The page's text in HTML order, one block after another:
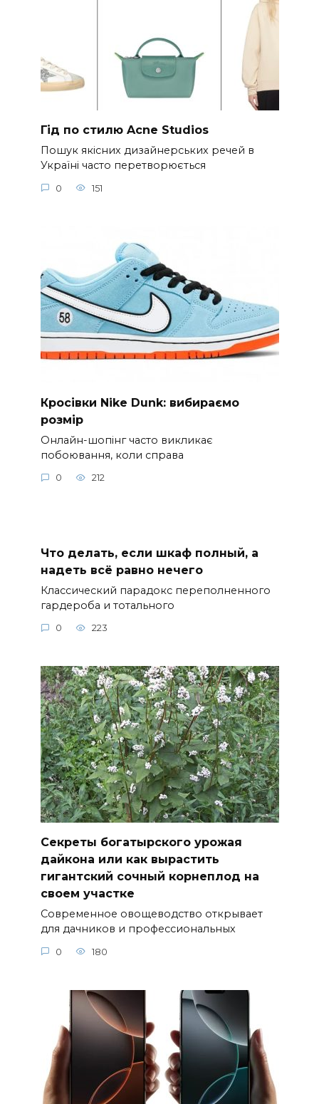
Гід по стилю Acne Studios
Пошук якісних дизайнерських речей в
Україні часто перетворюється
0 151
Кросівки Nike Dunk: вибираємо
розмір
Онлайн-шопінг часто викликає
побоювання, коли справа
0 212
Что делать, если шкаф полный, а
надеть всё равно нечего
Классический парадокс переполненного
гардероба и тотального
0 223
Секреты богатырского урожая
дайкона или как вырастить
гигантский сочный корнеплод на
своем участке
Современное овощеводство открывает
для дачников и профессиональных
0 180